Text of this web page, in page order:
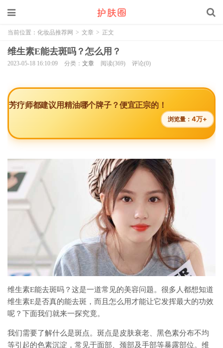
当前位置： 化妆品推荐网 > 文章 > 正文
维生素E能去斑吗？怎么用？
2023-05-18 16:10:09 分类： 文章 阅读(369) 评论(0)
芳疗师都建议用精油哪个牌子？便宜正宗的！
浏览量：4万+
维生素E能去斑吗？这是一道常见的美容问题。很多人都想知道
维生素E是否真的能去斑，而且怎么用才能让它发挥最大的功效
呢？下面我们就来一探究竟。
我们需要了解什么是斑点。斑点是皮肤衰老、黑色素分布不均
等引起的色素沉淀，常见于面部、颈部及手部等暴露部位。维